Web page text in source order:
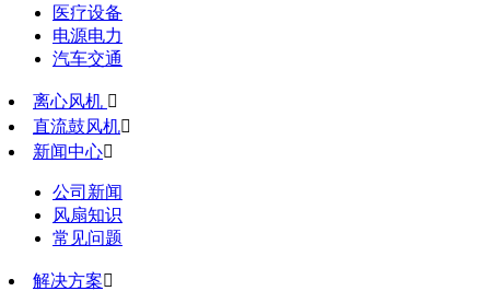
医疗设备
电源电力
汽车交通
离心风机 
直流鼓风机
新闻中心
公司新闻
风扇知识
常见问题
解决方案